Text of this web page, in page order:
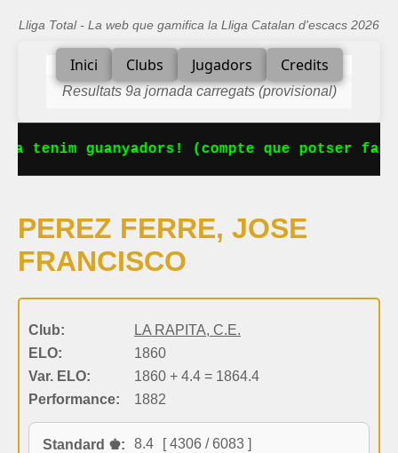
Lliga Total - La web que gamifica la Lliga Catalan d'escacs 2026
Inici Clubs Jugadors Credits
Resultats 9a jornada carregats (provisional)
tenim guanyadors! (compte que potser
PEREZ FERRE, JOSE
FRANCISCO
Club:
LA RAPITA, C.E.
ELO:
1860
Var. ELO:
1860 + 4.4 = 1864.4
Performance:
1882
Standard ♚: 8.4
[ 4306 / 6083 ]